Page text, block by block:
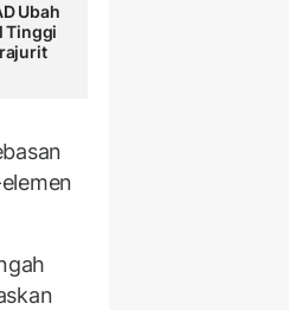
Ubah
Tinggi